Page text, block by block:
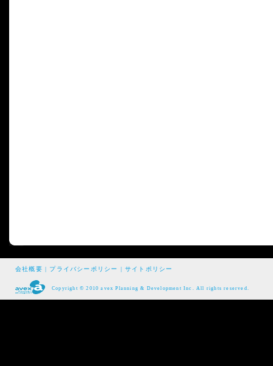
会社概要 | プライバシーポリシー |サイトポリシー
Copyright © 2010 avex Planning & Development Inc. All rights reserved.